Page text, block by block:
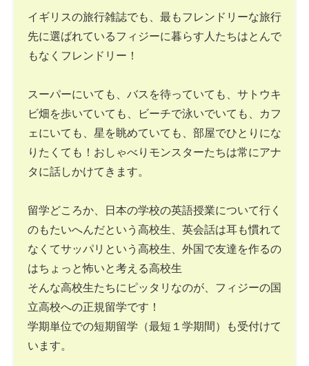
イギリスの旅行雑誌でも、最もフレンドリーな旅行
先に選ばれているフィジーに暮らす人たちはとんで
もなくフレンドリー！
スーパーにいても、バスを待っていても、サトウキ
ビ畑を歩いていても、ビーチで泳いでいても、カフ
ェにいても、星を眺めていても、部屋でひとりにな
りたくても！おしゃべりモンスターたちは常にアナ
タに話しかけてきます。
留学どころか、日本の学校の英語授業について行く
のもたいへんだという高校生、英会話は耳も慣れて
なくてサッパリという高校生、外国で友達を作るの
はちょっと怖いと考える高校生
そんな高校生たちにピッタリなのが、フィジーの国
立高校への正規留学です！
学期単位での短期留学（最短１学期間）も受付けて
います。